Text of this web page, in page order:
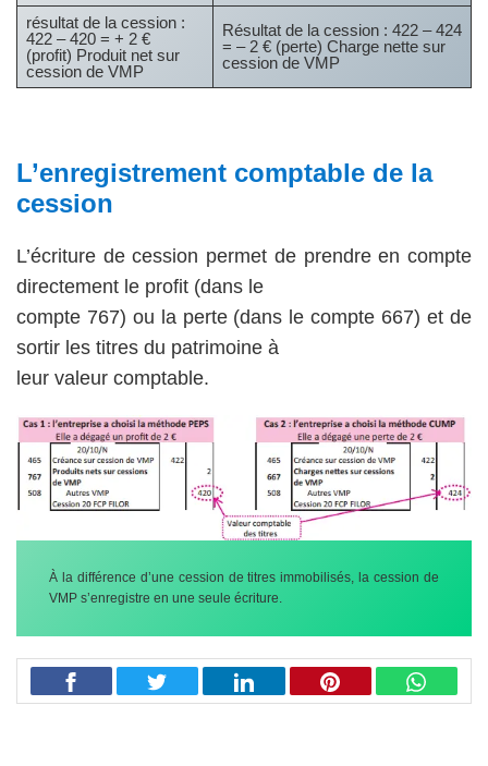
résultat de la cession :
422 – 420 = + 2 €
(profit) Produit net sur
cession de VMP
Résultat de la cession : 422 – 424
= – 2 € (perte) Charge nette sur
cession de VMP
L’enregistrement comptable de la
cession
L’écriture de cession permet de prendre en compte
directement le profit (dans le
compte 767) ou la perte (dans le compte 667) et de
sortir les titres du patrimoine à
leur valeur comptable.
À la différence d’une cession de titres immobilisés, la cession de
VMP s’enregistre en une seule écriture.